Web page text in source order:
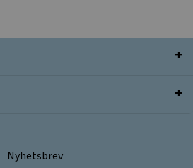
Nyhetsbrev